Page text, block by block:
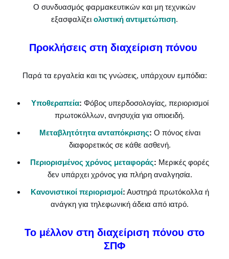
Ο συνδυασμός φαρμακευτικών και μη τεχνικών
εξασφαλίζει ολιστική αντιμετώπιση.
Προκλήσεις στη διαχείριση πόνου
Παρά τα εργαλεία και τις γνώσεις, υπάρχουν εμπόδια:
Υποθεραπεία: Φόβος υπερδοσολογίας, περιορισμοί
πρωτοκόλλων, ανησυχία για οπιοειδή.
Μεταβλητότητα ανταπόκρισης: Ο πόνος είναι
διαφορετικός σε κάθε ασθενή.
Περιορισμένος χρόνος μεταφοράς: Μερικές φορές
δεν υπάρχει χρόνος για πλήρη αναλγησία.
Κανονιστικοί περιορισμοί: Αυστηρά πρωτόκολλα ή
ανάγκη για τηλεφωνική άδεια από ιατρό.
Το μέλλον στη διαχείριση πόνου στο
ΣΠΦ